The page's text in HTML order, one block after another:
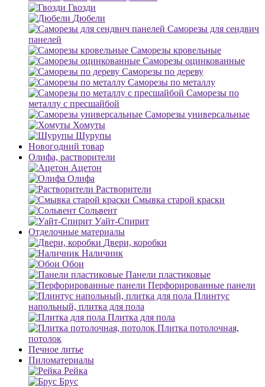
Гвозди
Дюбели
Саморезы для сендвич
панелей
Саморезы кровельные
Саморезы оцинкованные
Саморезы по дереву
Саморезы по металлу
Саморезы по
металлу с пресшайбой
Саморезы универсальные
Хомуты
Шурупы
Новогодний товар
Олифа, растворители
Ацетон
Олифа
Растворители
Смывка старой краски
Сольвент
Уайт-Спирит
Отделочные материалы
Двери, коробки
Наличник
Обои
Панели пластиковые
Перфорированные панели
Плинтус
напольный, плитка для пола
Плитка для пола
Плитка потолочная,
потолок
Печное литье
Пиломатериалы
Рейка
Брус